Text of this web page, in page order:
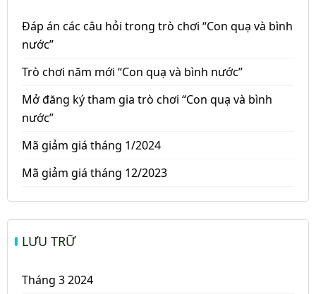
Đáp án các câu hỏi trong trò chơi “Con quạ và bình
nước”
Trò chơi năm mới “Con quạ và bình nước”
Mở đăng ký tham gia trò chơi “Con quạ và bình
nước”
Mã giảm giá tháng 1/2024
Mã giảm giá tháng 12/2023
LƯU TRỮ
Tháng 3 2024